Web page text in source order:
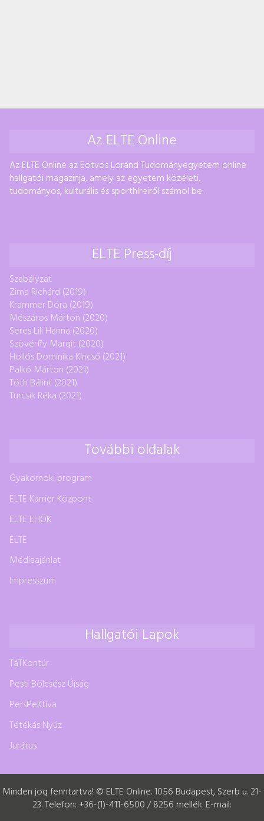
Az ELTE Online
Az ELTE Online az Eötvös Loránd Tudományegyetem online
hallgatói magazinja, amely az egyetem közéleti,
tudományos, kulturális és sporthíreiről számol be.
ELTE Press-díj
Szabályzat
Zima Richárd (2019)
Krammer Dóra (2019)
Mészáros Márton (2020)
Seres Lili Hanna (2020)
Szövérffy Margit (2020)
Hollós Dominika Kincső (2021)
Palkó Márton (2021)
Tóth Bálint (2021)
Turcsik Réka (2021)
További oldalak
Gyakornoki program
ELTE Karrier Központ
ELTE EHÖK
ELTE
Médiaajánlat
Impresszum
Hallgatói Lapok
TáTKontúr
Pesti Bölcsész Újság
PersPeKtíva
Tétékás Nyúz
Jurátus
Minden jog fenntartva! © ELTE Online. 1056 Budapest, Szerb u. 21-
23. Telefon: +36-(1)-411-6500 / 8256 mellék. E-mail: